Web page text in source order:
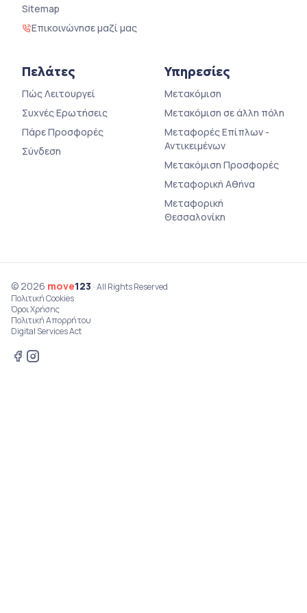
Sitemap
Επικοινώνησε μαζί μας
Πελάτες
Πώς Λειτουργεί
Συχνές Ερωτήσεις
Πάρε Προσφορές
Σύνδεση
Υπηρεσίες
Μετακόμιση
Μετακόμιση σε άλλη πόλη
Μεταφορές Επίπλων -
Αντικειμένων
Μετακόμιση Προσφορές
Μεταφορική Αθήνα
Μεταφορική
Θεσσαλονίκη
© 2026 move123 · All Rights Reserved
Πολιτική Cookies
Όροι Χρήσης
Πολιτική Απορρήτου
Digital Services Act